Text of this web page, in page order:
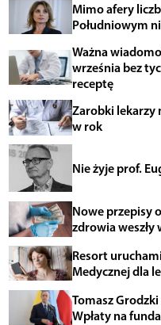
Mimo afery
Południowym
Ważna
września bez
receptę
Zarobki lekarzy
w rok
Nie żyje prof.
Nowe przepisy
zdrowia weszły
Resort
Medycznej dla
Tomasz
Wpłaty na